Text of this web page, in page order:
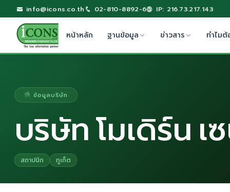
info@icons.co.th 02-810-8892-6 IP: 216.73.217.143
หน้าหลัก ฐานข้อมูล ข่าวสาร ทำไมต้
ข้อมูลบริษัท
บริษัท โมเดิร์น เ
สถาปนิก ภูเก็ต